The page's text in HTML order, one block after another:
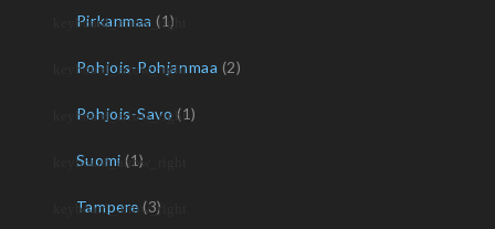
Pirkanmaa (1)
Pohjois-Pohjanmaa (2)
Pohjois-Savo (1)
Suomi (1)
Tampere (3)